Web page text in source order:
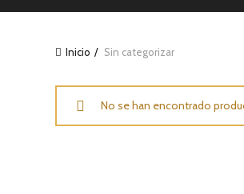
Inicio Sin categorizar
No se han encontrado